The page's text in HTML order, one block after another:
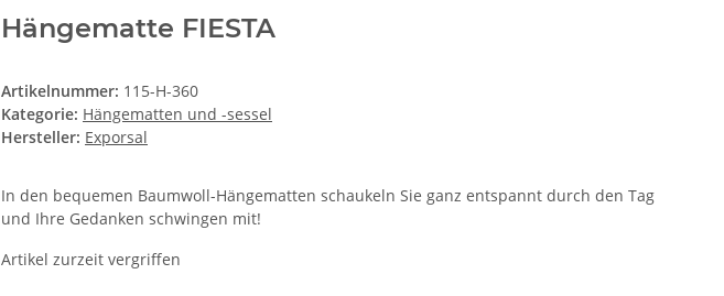
Hängematte FIESTA
Artikelnummer: 115-H-360
Kategorie: Hängematten und -sessel
Hersteller: Exporsal
In den bequemen Baumwoll-Hängematten schaukeln Sie ganz entspannt durch den Tag
und Ihre Gedanken schwingen mit!
Artikel zurzeit vergriffen